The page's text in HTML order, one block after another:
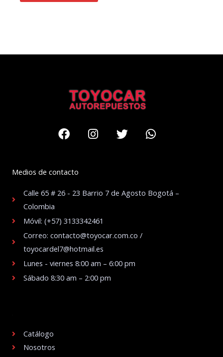
FacebookInstagram
TwitterWhatsapp
Medios de contacto
Calle 65 # 26 - 23 Barrio 7 de Agosto Bogotá –
Colombia
Móvil: (+57) 3133342461
Correo: contacto@toyocar.com.co /
toyocardel7@hotmail.es
Lunes - viernes 8:00 am – 6:00 pm
Sábado 8:30 am – 2:00 pm
Catálogo
Nosotros